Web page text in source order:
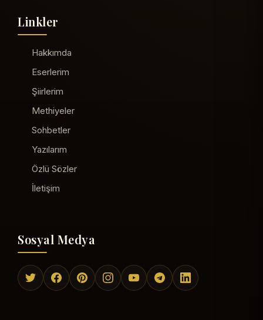
Linkler
Hakkımda
Eserlerim
Şiirlerim
Methiyeler
Sohbetler
Yazılarım
Özlü Sözler
İletişim
Sosyal Medya